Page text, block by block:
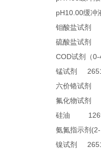
pH10.00缓冲
钼酸盐试剂
硫酸盐试剂
COD试剂（
锰试剂
六价铬试剂
氟化物试剂
硅油
氨氮指示剂
镍试剂